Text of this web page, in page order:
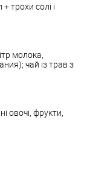
трохи солі і
молока,
чай із трав з
овочі, фрукти,